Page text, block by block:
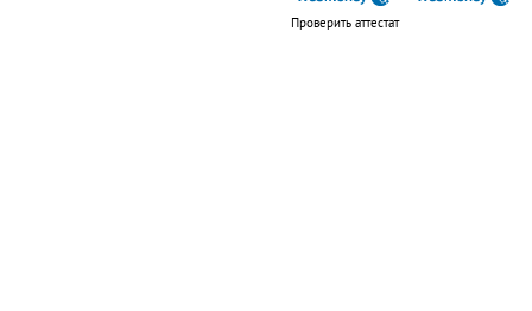
Проверить аттестат